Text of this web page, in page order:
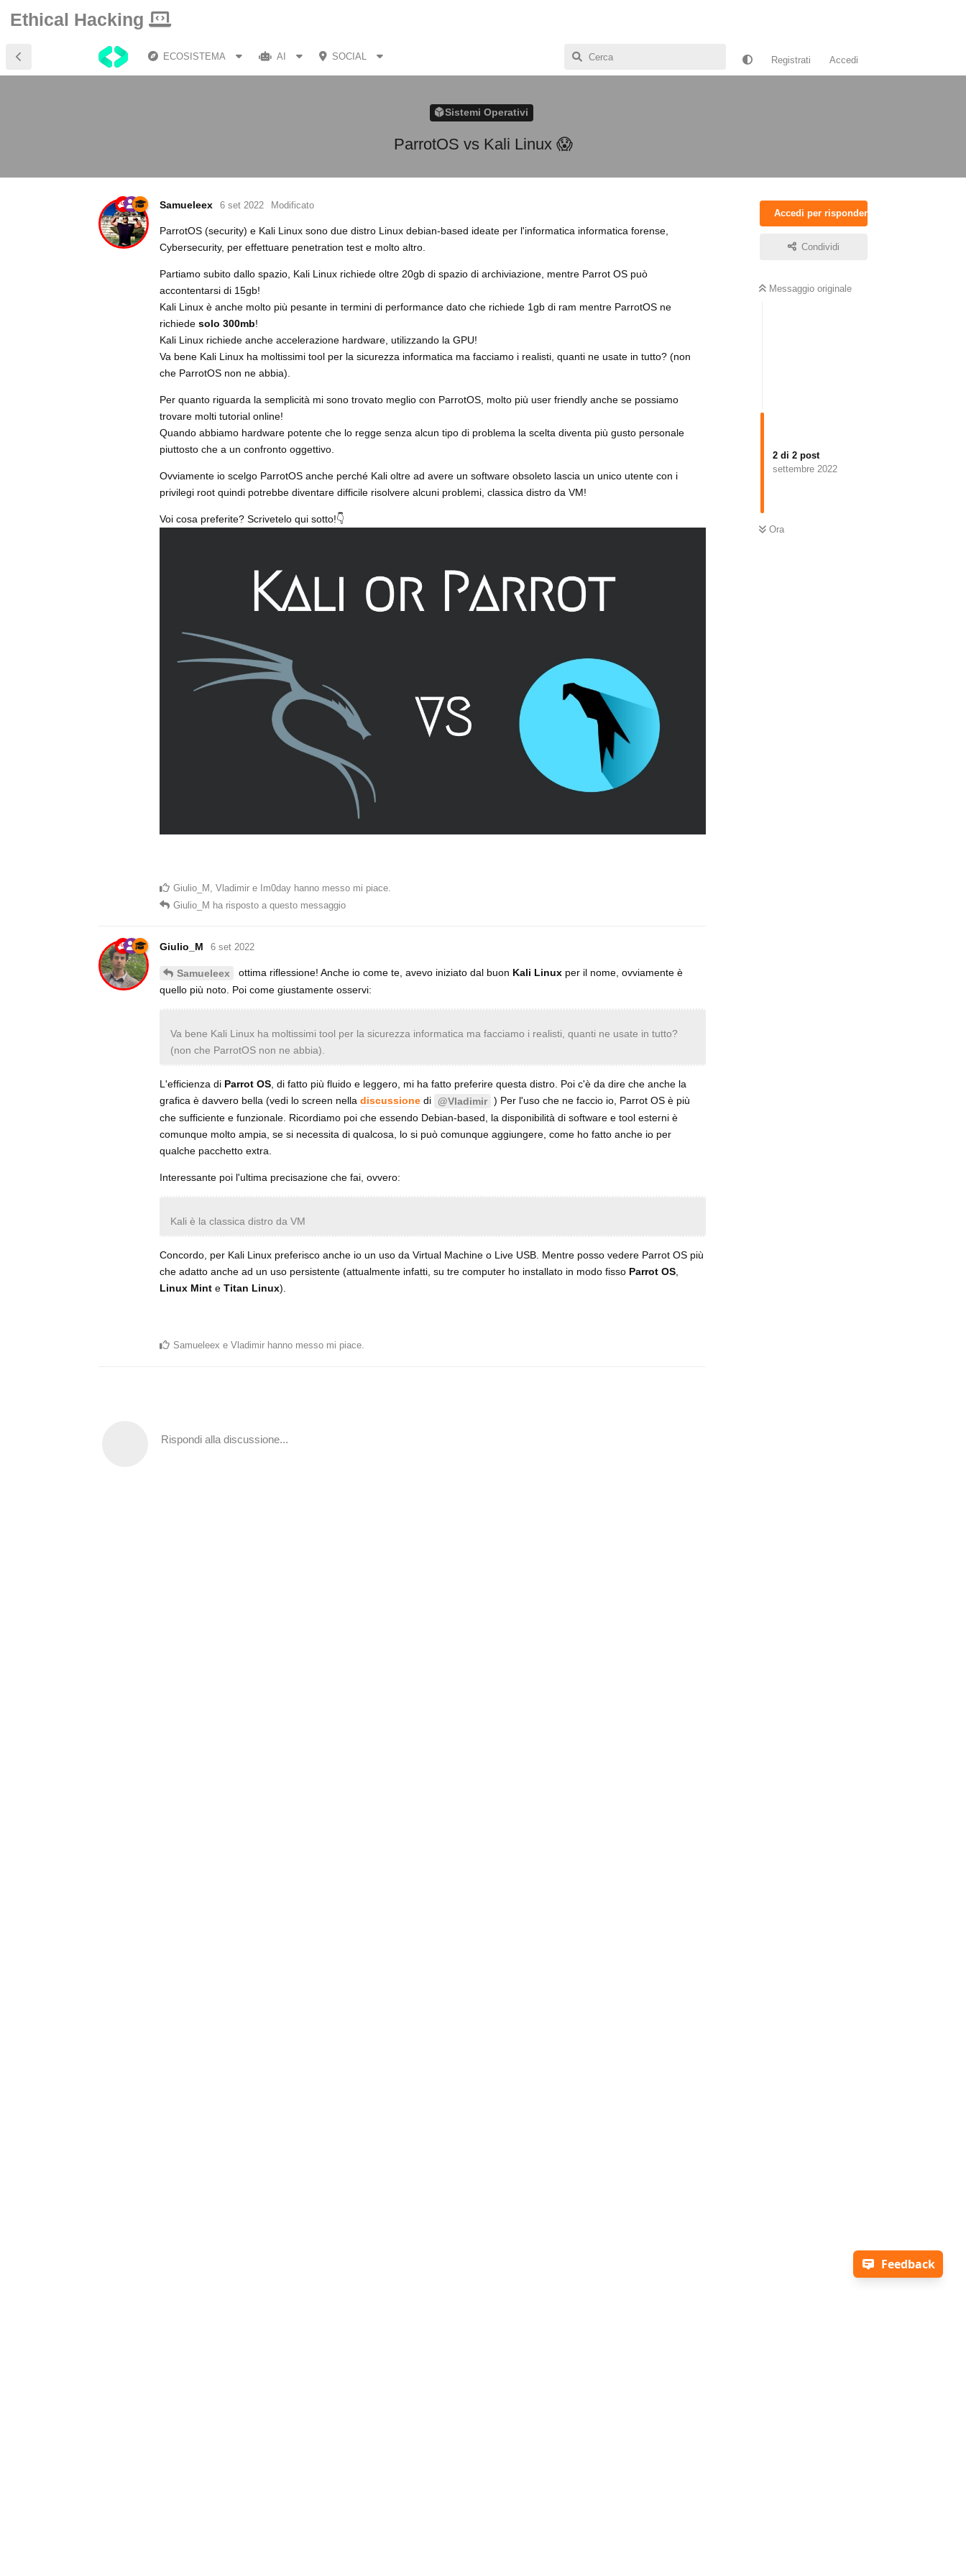
Feedback
Ethical Hacking
ECOSISTEMA AI SOCIAL Registrati Accedi
Sistemi Operativi
ParrotOS vs Kali Linux 😱
Accedi per rispondere
Condividi
Messaggio originale
2 di 2 post
settembre 2022
Ora
Samueleex 6 set 2022 Modificato
ParrotOS (security) e Kali Linux sono due distro Linux debian-based ideate per l'informatica informatica forense,
Cybersecurity, per effettuare penetration test e molto altro.
Partiamo subito dallo spazio, Kali Linux richiede oltre 20gb di spazio di archiviazione, mentre Parrot OS può
accontentarsi di 15gb!
Kali Linux è anche molto più pesante in termini di performance dato che richiede 1gb di ram mentre ParrotOS ne
richiede solo 300mb!
Kali Linux richiede anche accelerazione hardware, utilizzando la GPU!
Va bene Kali Linux ha moltissimi tool per la sicurezza informatica ma facciamo i realisti, quanti ne usate in tutto? (non
che ParrotOS non ne abbia).
Per quanto riguarda la semplicità mi sono trovato meglio con ParrotOS, molto più user friendly anche se possiamo
trovare molti tutorial online!
Quando abbiamo hardware potente che lo regge senza alcun tipo di problema la scelta diventa più gusto personale
piuttosto che a un confronto oggettivo.
Ovviamente io scelgo ParrotOS anche perché Kali oltre ad avere un software obsoleto lascia un unico utente con i
privilegi root quindi potrebbe diventare difficile risolvere alcuni problemi, classica distro da VM!
Voi cosa preferite? Scrivetelo qui sotto!👇
Giulio_M , Vladimir e Im0day hanno messo mi piace.
Giulio_M ha risposto a questo messaggio
Giulio_M 6 set 2022
Samueleex ottima riflessione! Anche io come te, avevo iniziato dal buon Kali Linux per il nome, ovviamente è
quello più noto. Poi come giustamente osservi:
Va bene Kali Linux ha moltissimi tool per la sicurezza informatica ma facciamo i realisti, quanti ne usate in tutto?
(non che ParrotOS non ne abbia).
L'efficienza di Parrot OS , di fatto più fluido e leggero, mi ha fatto preferire questa distro. Poi c'è da dire che anche la
grafica è davvero bella (vedi lo screen nella discussione di @Vladimir ) Per l'uso che ne faccio io, Parrot OS è più
che sufficiente e funzionale. Ricordiamo poi che essendo Debian-based, la disponibilità di software e tool esterni è
comunque molto ampia, se si necessita di qualcosa, lo si può comunque aggiungere, come ho fatto anche io per
qualche pacchetto extra.
Interessante poi l'ultima precisazione che fai, ovvero:
Kali è la classica distro da VM
Concordo, per Kali Linux preferisco anche io un uso da Virtual Machine o Live USB. Mentre posso vedere Parrot OS più
che adatto anche ad un uso persistente (attualmente infatti, su tre computer ho installato in modo fisso Parrot OS
Linux Mint e Titan Linux).
Samueleex e Vladimir hanno messo mi piace
Rispondi alla discussione...